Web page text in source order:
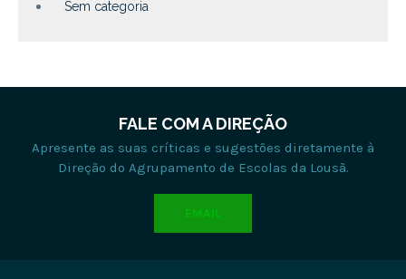
Sem categoria
FALE COM A DIREÇÃO
Apresente as suas críticas e sugestões diretamente à
Direção do Agrupamento de Escolas da Lousã.
EMAIL